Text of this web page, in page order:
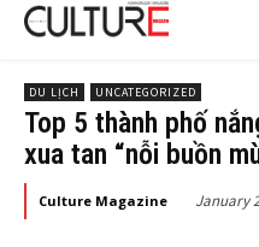
DU LỊCH UNCATEGORIZED
Top 5 thành phố
xua tan “nỗi buồn
Culture Magazine January